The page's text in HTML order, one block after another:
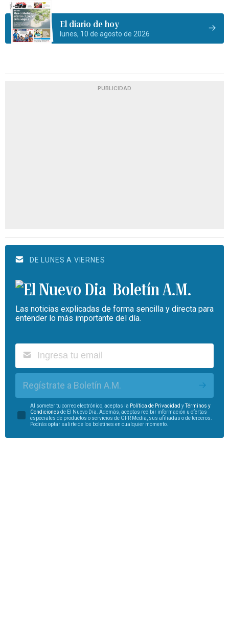
El diario de hoy
lunes, 10 de agosto de 2026
PUBLICIDAD
DE LUNES A VIERNES
Boletín A.M.
Las noticias explicadas de forma sencilla y directa para
entender lo más importante del día.
Regístrate a Boletín A.M.
Al someter tu correo electrónico, aceptas la Política de Privacidad yTérminos y
Condiciones de El Nuevo Día. Además, aceptas recibir información u ofertas
especiales de productos o servicios de GFR Media, sus afiliadas o de terceros.
Podrás optar salirte de los boletines en cualquier momento.